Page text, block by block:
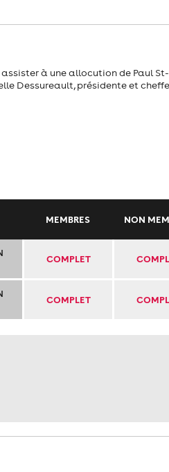
à une allocution de Paul
Dessureault, présidente et
MEMBRES NON
COMPLET
COMPLET